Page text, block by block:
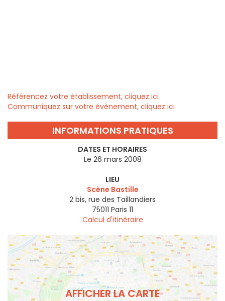
Référencez votre établissement, cliquez ici
Communiquez sur votre évènement, cliquez ici
INFORMATIONS PRATIQUES
DATES ET HORAIRES
Le 26 mars 2008
LIEU
Scène Bastille
2 bis, rue des Taillandiers
75011 Paris 11
Calcul d'itinéraire
AFFICHER LA CARTE